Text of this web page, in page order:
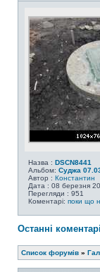
Назва : DSCN8441
Альбом: Суджа
Автор : Константин
Дата : 08 березня
Перегляди : 951
Коментарі: поки що
Останні коментарі
Список форумів »